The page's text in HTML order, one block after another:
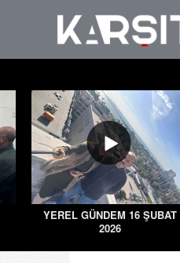
YEREL GÜNDEM 16 ŞUBAT
2026